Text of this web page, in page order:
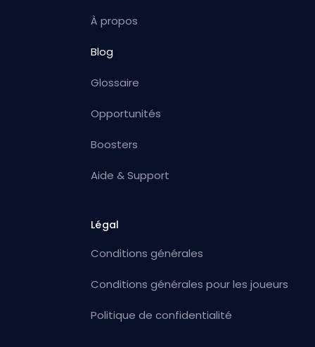
À propos
Blog
Glossaire
Opportunités
Boosters
Aide & Support
Légal
Conditions générales
Conditions générales pour les joueurs
Politique de confidentialité